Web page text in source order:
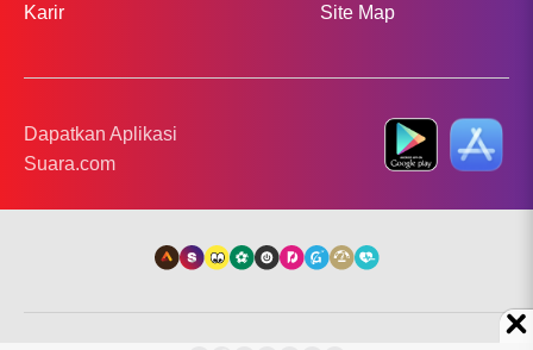
Karir Site Map
Dapatkan Aplikasi
Suara.com